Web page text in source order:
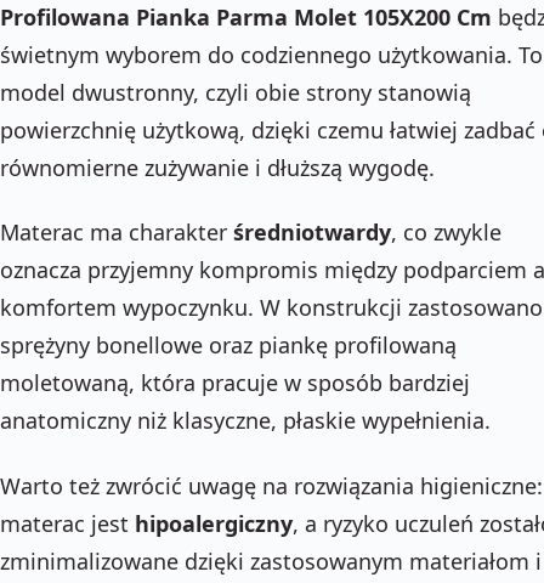
Profilowana Pianka Parma Molet 105X200 Cm
świetnym wyborem do codziennego użytkowania. To
model dwustronny, czyli obie strony stanowią
powierzchnię użytkową, dzięki czemu łatwiej zadbać
równomierne zużywanie i dłuższą wygodę.
Materac ma charakter średniotwardy, co zwykle
oznacza przyjemny kompromis między podparciem a
komfortem wypoczynku. W konstrukcji zastosowano
sprężyny bonellowe oraz piankę profilowaną
moletowaną, która pracuje w sposób bardziej
anatomiczny niż klasyczne, płaskie wypełnienia.
Warto też zwrócić uwagę na rozwiązania higieniczne:
materac jest hipoalergiczny, a ryzyko uczuleń
zminimalizowane dzięki zastosowanym materiałom i